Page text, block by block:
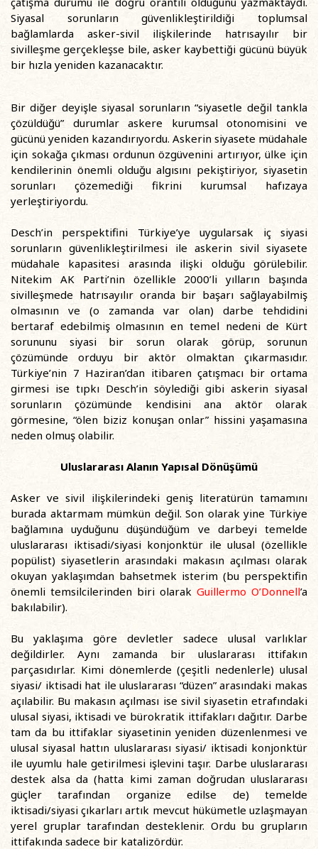
Siyasal sorunların güvenlikleştirildiği toplumsal
bağlamlarda asker-sivil ilişkilerinde hatrısayılır bir
sivilleşme gerçekleşse bile, asker kaybettiği gücünü büyük
bir hızla yeniden kazanacaktır.
Bir diğer deyişle siyasal sorunların “siyasetle değil tankla
çözüldüğü” durumlar askere kurumsal otonomisini ve
gücünü yeniden kazandırıyordu. Askerin siyasete müdahale
için sokağa çıkması ordunun özgüvenini artırıyor, ülke için
kendilerinin önemli olduğu algısını pekiştiriyor, siyasetin
sorunları çözemediği fikrini kurumsal hafızaya
yerleştiriyordu.
Desch’in perspektifini Türkiye’ye uygularsak iç siyasi
sorunların güvenlikleştirilmesi ile askerin sivil siyasete
müdahale kapasitesi arasında ilişki olduğu görülebilir.
Nitekim AK Parti’nin özellikle 2000’li yılların başında
sivilleşmede hatrısayılır oranda bir başarı sağlayabilmiş
olmasının ve (o zamanda var olan) darbe tehdidini
bertaraf edebilmiş olmasının en temel nedeni de Kürt
sorununu siyasi bir sorun olarak görüp, sorunun
çözümünde orduyu bir aktör olmaktan çıkarmasıdır.
Türkiye’nin 7 Haziran’dan itibaren çatışmacı bir ortama
girmesi ise tıpkı Desch’in söylediği gibi askerin siyasal
sorunların çözümünde kendisini ana aktör olarak
görmesine, “ölen biziz konuşan onlar” hissini yaşamasına
neden olmuş olabilir.
Uluslararası Alanın Yapısal Dönüşümü
Asker ve sivil ilişkilerindeki geniş literatürün tamamını
burada aktarmam mümkün değil. Son olarak yine Türkiye
bağlamına uyduğunu düşündüğüm ve darbeyi temelde
uluslararası iktisadi/siyasi konjonktür ile ulusal (özellikle
popülist) siyasetlerin arasındaki makasın açılması olarak
okuyan yaklaşımdan bahsetmek isterim (bu perspektifin
önemli temsilcilerinden biri olarak Guillermo O’Donnell’a
bakılabilir).
Bu yaklaşıma göre devletler sadece ulusal varlıklar
değildirler. Aynı zamanda bir uluslararası ittifakın
parçasıdırlar. Kimi dönemlerde (çeşitli nedenlerle) ulusal
siyasi/ iktisadi hat ile uluslararası “düzen” arasındaki makas
açılabilir. Bu makasın açılması ise sivil siyasetin etrafındaki
ulusal siyasi, iktisadi ve bürokratik ittifakları dağıtır. Darbe
tam da bu ittifaklar siyasetinin yeniden düzenlenmesi ve
ulusal siyasal hattın uluslararası siyasi/ iktisadi konjonktür
ile uyumlu hale getirilmesi işlevini taşır. Darbe uluslararası
destek alsa da (hatta kimi zaman doğrudan uluslararası
güçler tarafından organize edilse de) temelde
iktisadi/siyasi çıkarları artık mevcut hükümetle uzlaşmayan
yerel gruplar tarafından desteklenir. Ordu bu grupların
ittifakında sadece bir katalizördür.